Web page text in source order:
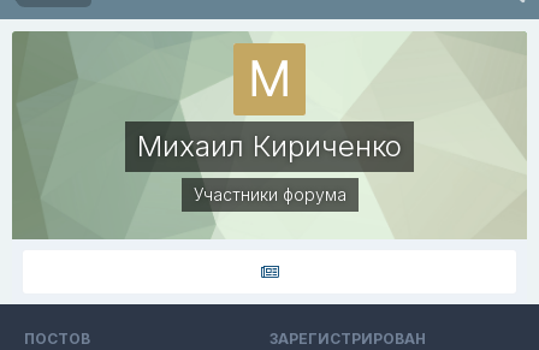
Михаил Кириченко
Участники форума
ПОСТОВ ЗАРЕГИСТРИРОВАН